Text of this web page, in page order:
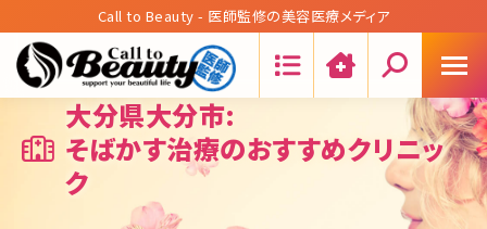
Call to Beauty - 医師監修の美容医療メディア
大分県大分市:
そばかす治療のおすすめクリニッ
ク